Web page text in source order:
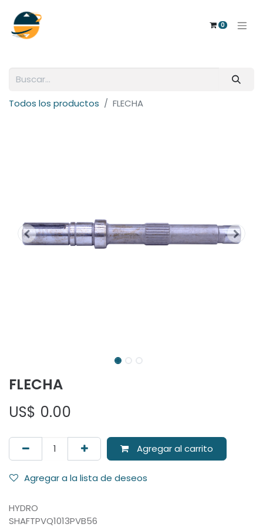
0
Todos los productos FLECHA
FLECHA
US$ 0.00
Agregar al carrito
Agregar a la lista de deseos
HYDRO
SHAFTPVQ1013PVB56